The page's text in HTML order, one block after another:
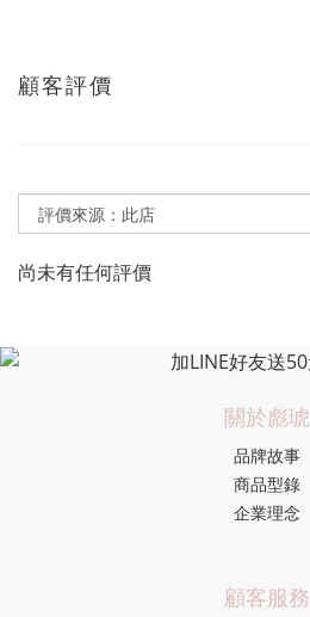
顧客評價
尚未有任何評價
關於彪琥
品牌故事
商品型錄
企業理念
顧客服務